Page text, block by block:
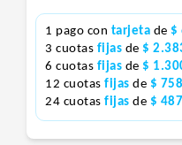
1 pago con tarjeta de $
3 cuotas fijas de $
6 cuotas fijas de $
12 cuotas fijas de $ 758
24 cuotas fijas de $ 487